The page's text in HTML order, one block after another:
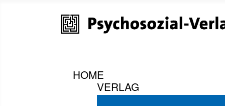
HOME
VERLAG